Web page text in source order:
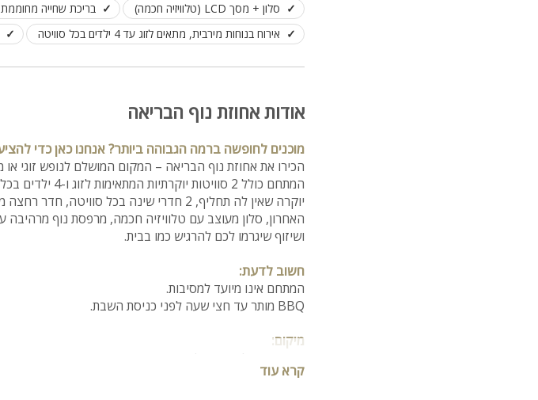
סלון + מסך LCD (טלוויזיה חכמה)
בריכת שחייה מחוממת
אירוח בנוחות מירבית, מתאים לזוג עד 4 ילדים בכל סוויטה
אודות אחוזת נוף הבריאה
מוכנים לחופשה ברמה הגבוהה ביותר? אנחנו כאן כדי
הכירו את אחוזת נוף הבריאה – המקום המושלם לנופש זוגי
המתחם כולל 2
יוקרה שאין לה תחליף, 2 חדרי שינה בכל
האחרון, סלון מעוצב עם טלוויזיה חכמה, מרפסת נוף מרהיבה
ושיזוף שיגרמו לכם להרגיש כמו בבית.
חשוב לדעת:
המתחם אינו מיועד למסיבות.
BBQ מותר עד חצי שעה לפני כניסת השבת.
מיקום:
מושבה מגדל, בסמוך לחופי הכנרת.
קרא עוד